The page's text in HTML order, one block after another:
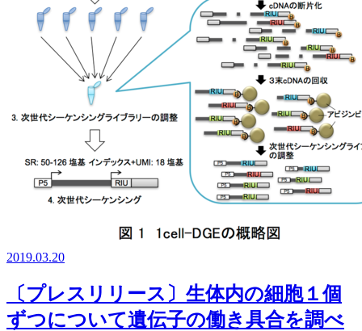
2019.03.20
〔プレスリリース〕生体内の細胞１個
ずつについて遺伝子の働き具合を調べ